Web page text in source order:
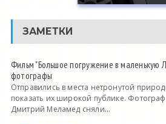
ЗАМЕТКИ
Фильм "Большое погружение в маленькую
фотографы
Отправились в места нетронутой
показать их широкой публике.
Дмитрий Меламед сняли...